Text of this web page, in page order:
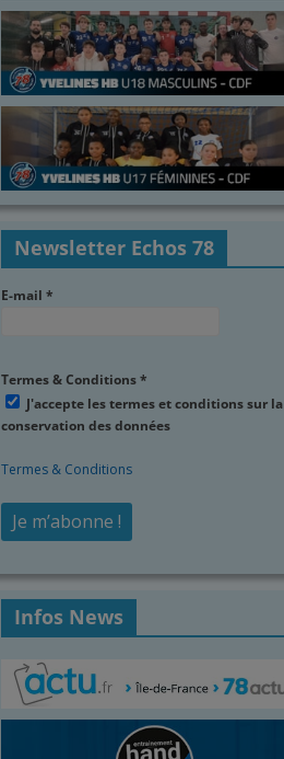
Newsletter Echos 78
E-mail*
Termes & Conditions*
J'accepte les termes et conditions sur la
conservation des données
Termes & Conditions
Infos News